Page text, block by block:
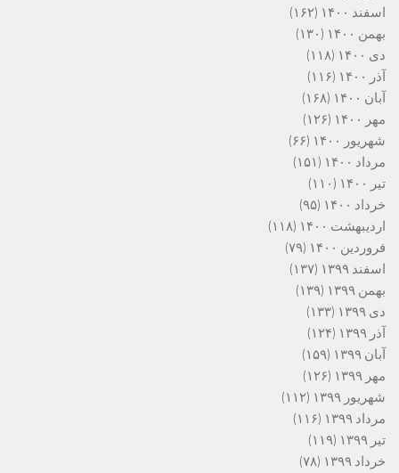
اسفند ۱۴۰۰
(۱۶۲)
بهمن ۱۴۰۰
(۱۳۰)
دی ۱۴۰۰
(۱۱۸)
آذر ۱۴۰۰
(۱۱۶)
آبان ۱۴۰۰
(۱۶۸)
مهر ۱۴۰۰
(۱۲۶)
شهریور ۱۴۰۰
(۶۶)
مرداد ۱۴۰۰
(۱۵۱)
تیر ۱۴۰۰
(۱۱۰)
خرداد ۱۴۰۰
(۹۵)
اردیبهشت ۱۴۰۰
(۱۱۸)
فروردین ۱۴۰۰
(۷۹)
اسفند ۱۳۹۹
(۱۳۷)
بهمن ۱۳۹۹
(۱۳۹)
دی ۱۳۹۹
(۱۳۳)
آذر ۱۳۹۹
(۱۲۴)
آبان ۱۳۹۹
(۱۵۹)
مهر ۱۳۹۹
(۱۲۶)
شهریور ۱۳۹۹
(۱۱۲)
مرداد ۱۳۹۹
(۱۱۶)
تیر ۱۳۹۹
(۱۱۹)
خرداد ۱۳۹۹
(۷۸)